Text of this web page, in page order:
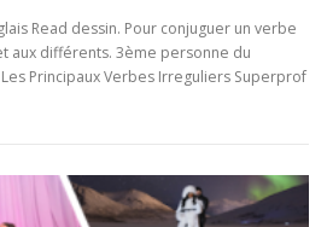
Read dessin. Pour conjuguer un verbe
aux différents. 3ème personne du
Principaux Verbes Irreguliers Superprof